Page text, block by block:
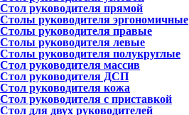
Стол руководителя прямой
Столы руководителя эргономичные
Столы руководителя правые
Столы руководителя левые
Столы руководителя полукруглые
Стол руководителя массив
Стол руководителя ДСП
Стол руководителя кожа
Стол руководителя с приставкой
Стол для двух руководителей